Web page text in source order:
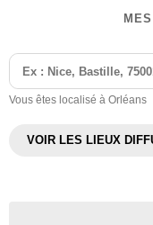
Vous êtes localisé à Orléans
VOIR LES LIEUX